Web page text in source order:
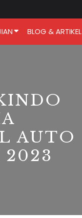
BLOG & ARTIKEL
AUTO
2023